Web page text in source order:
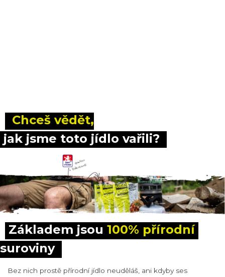
Chceš vědět,
jak jsme toto jídlo vařili?
Základem jsou 100% přírodní
suroviny
Bez nich prostě přírodní jídlo neuděláš, ani kdyby ses